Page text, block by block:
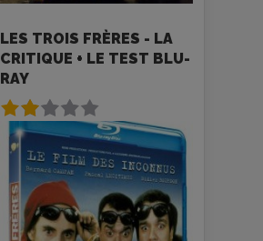
LES TROIS FRÈRES - LA
CRITIQUE + LE TEST BLU-
RAY